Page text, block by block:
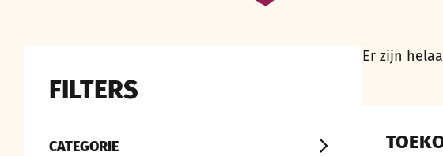
FILTERS
CATEGORIE
Er zijn